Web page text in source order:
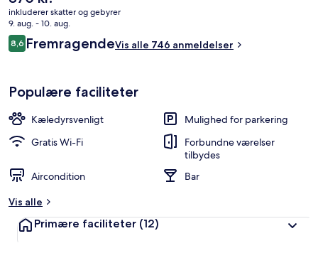
minutter væk.
nuværende
pris
er
870 kr.
inkluderer skatter og gebyrer
9. aug. - 10. aug.
Anmeldelser
8,68,6 ud af 10.
FremragendeVis alle 746 anmeldelser
Populære faciliteter
Kæledyrsvenligt
Mulighed for parkering
Gratis Wi-Fi
Forbundne værelser
tilbydes
Aircondition
Bar
Vis alle
Primære faciliteter (12)